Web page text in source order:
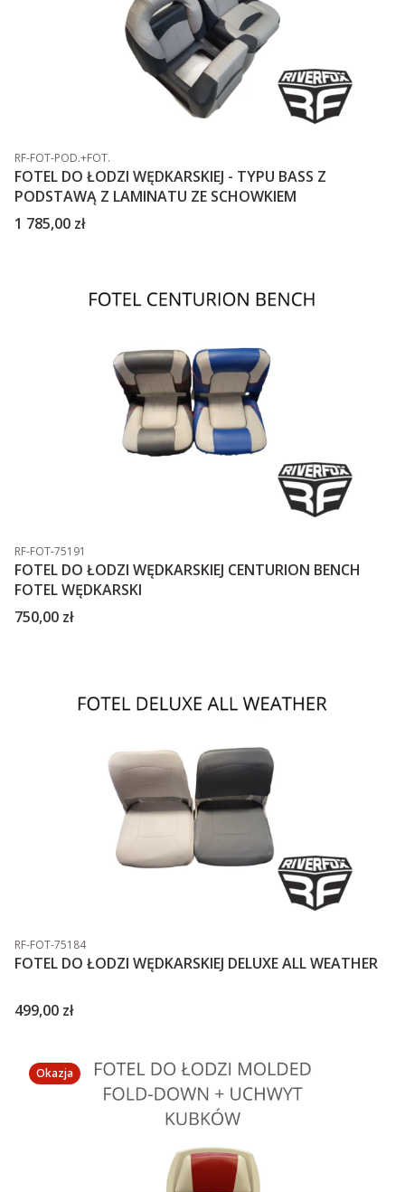
Kod produktu
RF-FOT-POD.+FOT.
FOTEL DO ŁODZI WĘDKARSKIEJ - TYPU BASS Z
PODSTAWĄ Z LAMINATU ZE SCHOWKIEM
Cena
1 785,00 zł
Kod produktu
RF-FOT-75191
FOTEL DO ŁODZI WĘDKARSKIEJ CENTURION BENCH
FOTEL WĘDKARSKI
Cena
750,00 zł
Kod produktu
RF-FOT-75184
FOTEL DO ŁODZI WĘDKARSKIEJ DELUXE ALL WEATHER
Cena
499,00 zł
Okazja